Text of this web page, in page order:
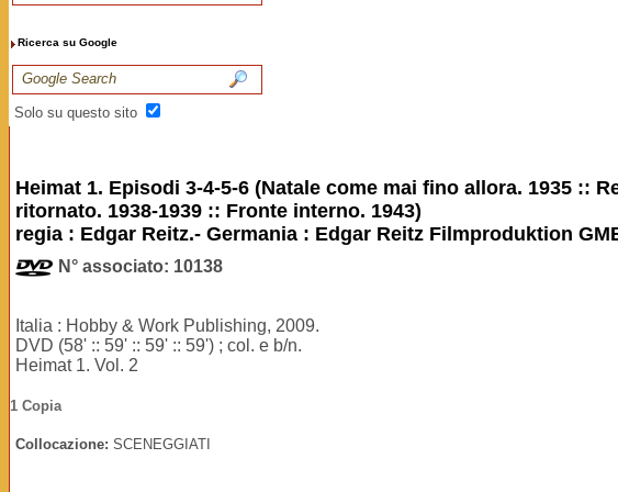
Ricerca su Google
Solo su questo sito
Heimat 1. Episodi 3-4-5-6 (Natale come mai fino allora. 1935 ::
ritornato. 1938-1939 :: Fronte interno. 1943)
regia : Edgar Reitz.- Germania : Edgar Reitz Filmproduktion
N° associato: 10138
Italia : Hobby & Work Publishing, 2009.
DVD (58' :: 59' :: 59' :: 59') ; col. e b/n.
Heimat 1. Vol. 2
1 Copia
Collocazione: SCENEGGIATI